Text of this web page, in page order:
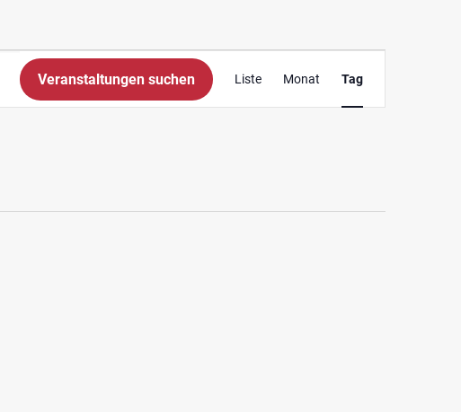
Veranstaltungen suchen
Ansichten-
Navigation
Liste Monat Tag